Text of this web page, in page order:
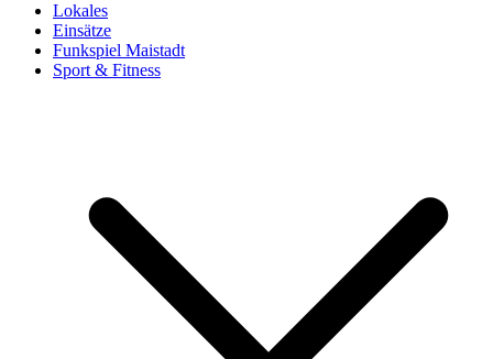
Lokales
Einsätze
Funkspiel Maistadt
Sport & Fitness